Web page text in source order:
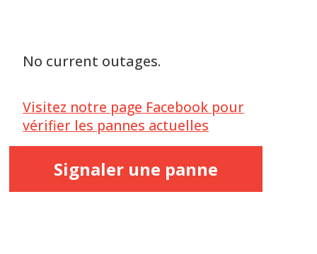
No current outages.
Visitez notre page Facebook pour
vérifier les pannes actuelles
Signaler une panne